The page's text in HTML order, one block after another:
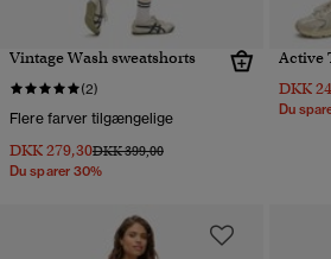
Vintage Wash sweatshorts
(2)
Flere farver tilgængelige
DKK 279,30Pris nedsat fra
DKK 399,00til
Du sparer 30%
Active
DKK
Du